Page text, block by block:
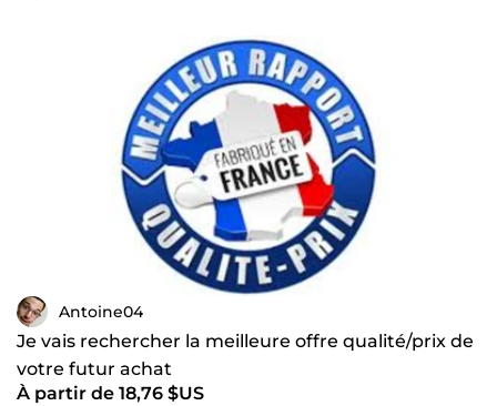
Antoine04
Je vais rechercher la meilleure offre qualité/prix de
votre futur achat
À partir de 18,76 $US